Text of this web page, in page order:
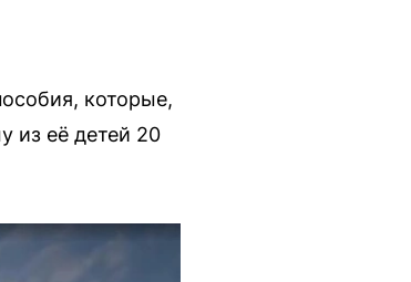
которые,
из её детей 20